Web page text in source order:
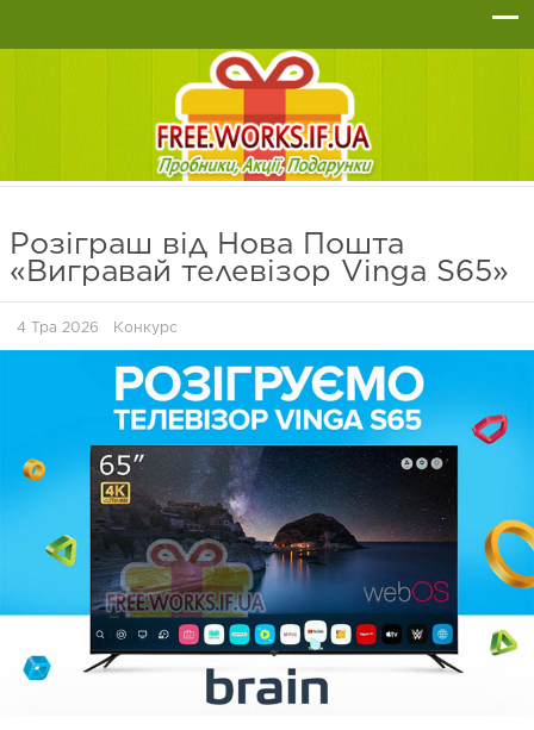
Розіграш від Нова Пошта
«Вигравай телевізор Vinga S65»
4 Тра 2026 Конкурс